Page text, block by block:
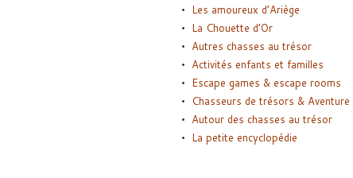
Les amoureux d’Ariège
La Chouette d’Or
Autres chasses au trésor
Activités enfants et familles
Escape games & escape rooms
Chasseurs de trésors & Aventure
Autour des chasses au trésor
La petite encyclopédie